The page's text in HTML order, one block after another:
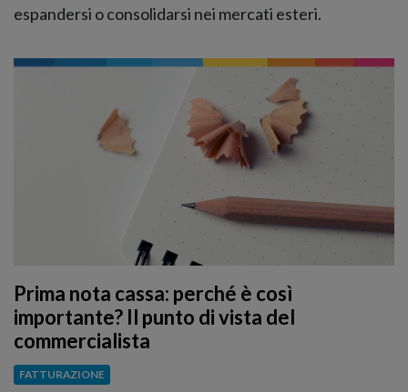
espandersi o consolidarsi nei mercati esteri.
Prima nota cassa: perché è così
importante? Il punto di vista del
commercialista
FATTURAZIONE